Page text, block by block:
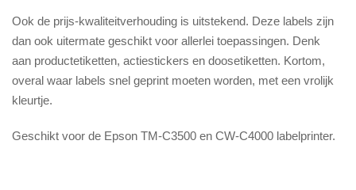
Ook de prijs-kwaliteitverhouding is uitstekend. Deze labels zijn
dan ook uitermate geschikt voor allerlei toepassingen. Denk
aan productetiketten, actiestickers en doosetiketten. Kortom,
overal waar labels snel geprint moeten worden, met een vrolijk
kleurtje.
Geschikt voor de Epson TM-C3500 en CW-C4000 labelprinter.